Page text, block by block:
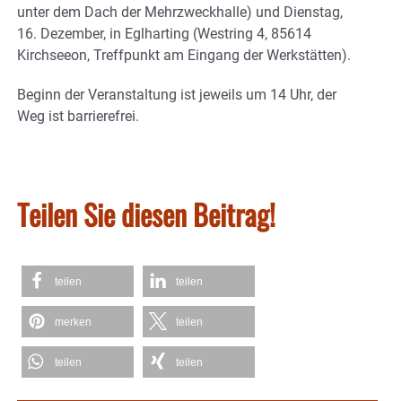
unter dem Dach der Mehrzweckhalle) und Dienstag,
16. Dezember, in Eglharting (Westring 4, 85614
Kirchseeon, Treffpunkt am Eingang der Werkstätten).
Beginn der Veranstaltung ist jeweils um 14 Uhr, der
Weg ist barrierefrei.
Teilen Sie diesen Beitrag!
teilen teilen
merken teilen
teilen teilen